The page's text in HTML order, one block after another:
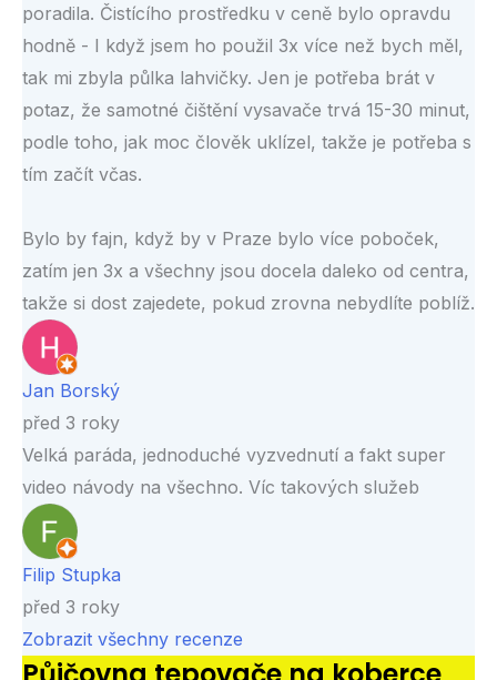
poradila. Čistícího prostředku v ceně bylo opravdu
hodně - I když jsem ho použil 3x více než bych měl,
tak mi zbyla půlka lahvičky. Jen je potřeba brát v
potaz, že samotné čištění vysavače trvá 15-30 minut,
podle toho, jak moc člověk uklízel, takže je potřeba s
tím začít včas.
Bylo by fajn, když by v Praze bylo více poboček,
zatím jen 3x a všechny jsou docela daleko od centra,
takže si dost zajedete, pokud zrovna nebydlíte poblíž.
Jan Borský
před 3 roky
Velká paráda, jednoduché vyzvednutí a fakt super
video návody na všechno. Víc takových služeb
Filip Stupka
před 3 roky
Zobrazit všechny recenze